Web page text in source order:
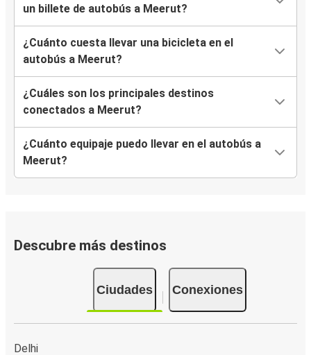
un billete de autobús a Meerut?
¿Cuánto cuesta llevar una bicicleta en el
autobús a Meerut?
¿Cuáles son los principales destinos
conectados a Meerut?
¿Cuánto equipaje puedo llevar en el autobús a
Meerut?
Descubre más destinos
Ciudades Conexiones
Delhi